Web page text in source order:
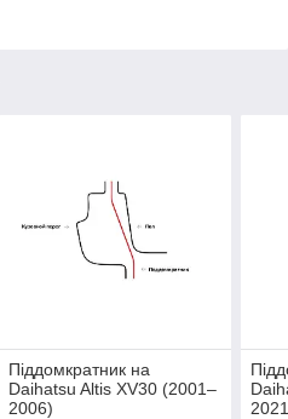
Піддомкратник на
Daihatsu Altis XV30 (2001–
2006)